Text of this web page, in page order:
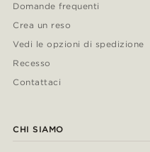
Domande frequenti
Crea un reso
Vedi le opzioni di spedizione
Recesso
Contattaci
CHI SIAMO